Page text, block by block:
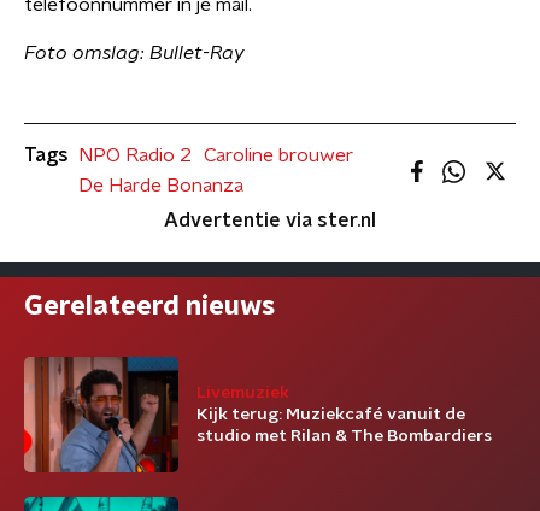
telefoonnummer in je mail.
Foto omslag: Bullet-Ray
Tags NPO Radio 2
Caroline brouwer
De Harde Bonanza
Advertentie via ster.nl
Gerelateerd nieuws
Livemuziek
Kijk terug: Muziekcafé vanuit de
studio met Rilan & The Bombardiers